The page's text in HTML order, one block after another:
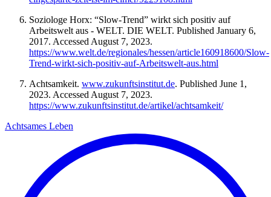
Soziologe Horx: “Slow-Trend” wirkt sich positiv auf
Arbeitswelt aus - WELT. DIE WELT. Published January 6,
2017. Accessed August 7, 2023.
https://www.welt.de/regionales/hessen/article160918600/Slow-
Trend-wirkt-sich-positiv-auf-Arbeitswelt-aus.html
Achtsamkeit. www.zukunftsinstitut.de. Published June 1,
2023. Accessed August 7, 2023.
https://www.zukunftsinstitut.de/artikel/achtsamkeit/
Achtsames Leben